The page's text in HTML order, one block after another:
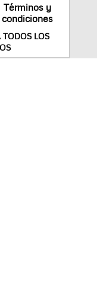
Términos y
condiciones
TODOS LOS